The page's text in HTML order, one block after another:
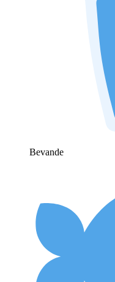
Bevande